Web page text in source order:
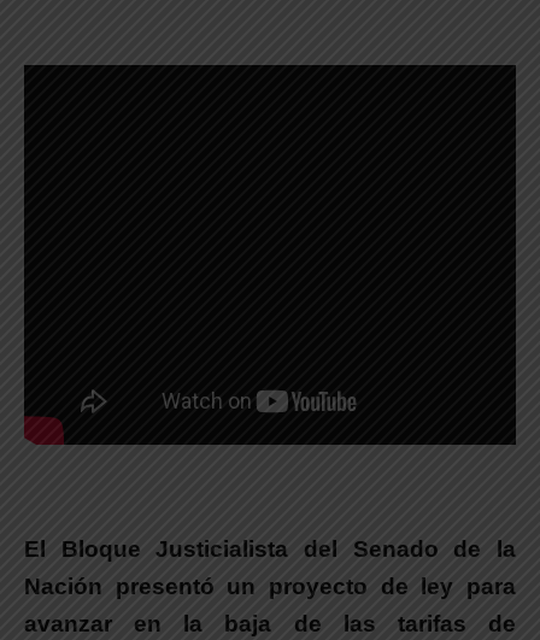
El Bloque Justicialista del Senado de la
Nación presentó un proyecto de ley para
avanzar en la baja de las tarifas de